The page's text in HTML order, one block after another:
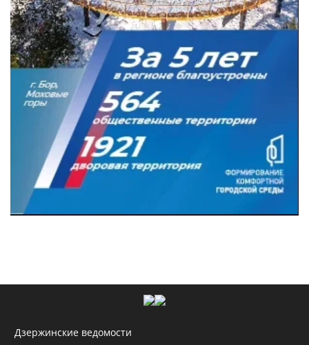
Дзержинские ведомости